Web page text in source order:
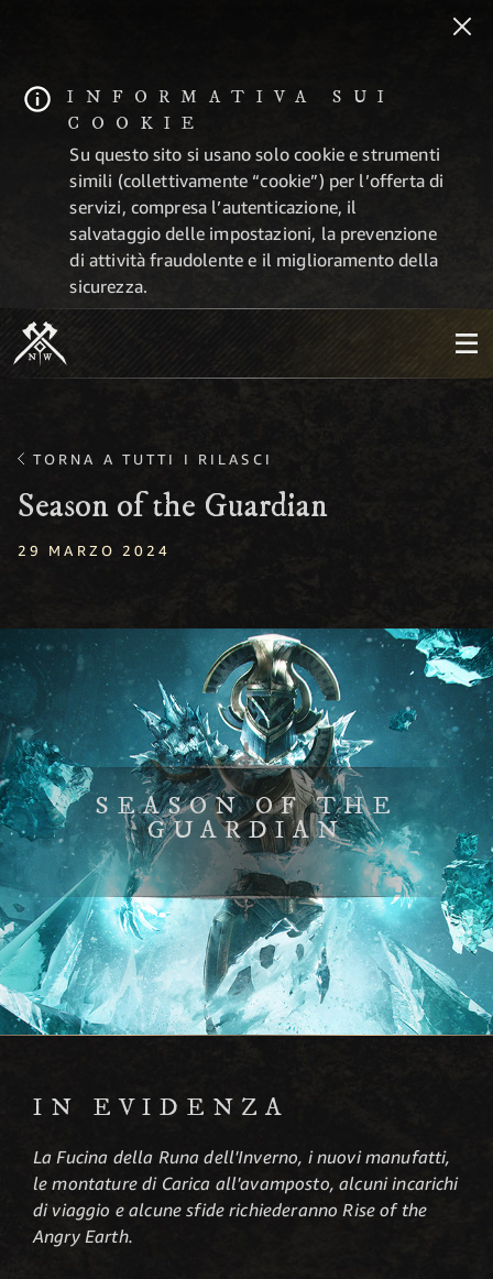
INFORMATIVA SUI
COOKIE
Su questo sito si usano solo cookie e strumenti
simili (collettivamente “cookie”) per l’offerta di
servizi, compresa l’autenticazione, il
salvataggio delle impostazioni, la prevenzione
di attività fraudolente e il miglioramento della
sicurezza.
TORNA A TUTTI I RILASCI
Season of the Guardian
29 MARZO 2024
SEASON OF THE
GUARDIAN
IN EVIDENZA
La Fucina della Runa dell'Inverno, i nuovi manufatti,
le montature di Carica all'avamposto, alcuni incarichi
di viaggio e alcune sfide richiederanno Rise of the
Angry Earth.